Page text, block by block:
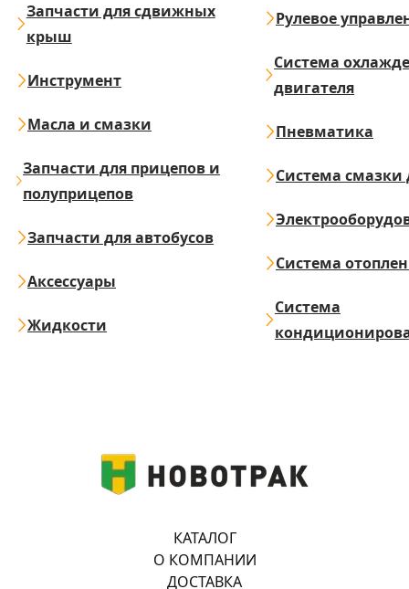
Запчасти для сдвижных
крыш
Инструмент
Масла и смазки
Запчасти для прицепов и
полуприцепов
Запчасти для автобусов
Аксессуары
Жидкости
Рулевое
Система
двигателя
Пневматика
Система смазки
Система
Система
КАТАЛОГ
О КОМПАНИИ
ДОСТАВКА